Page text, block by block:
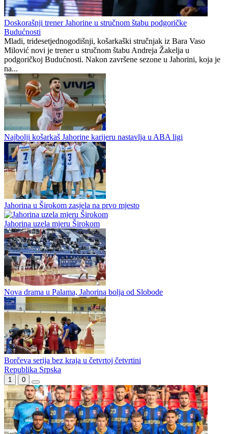
Tuzalci bez prava na grešku
Jahorina
0 0
Doskorašnji trener Jahorine u stručnom štabu podgoričke
Budućnosti
Mladi, tridesetjednogodišnji, košarkaški stručnjak iz Bara Vaso
Milović novi je trener u stručnom štabu Andreja Žakelja u
podgoričkoj Budućnosti. Nakon završene sezone u Jahorini, koja je
na...
Najbolji košarkaš Jahorine karijeru nastavlja u ABA ligi
Jahorina u Širokom zasjela na prvo mjesto
Jahorina uzela mjeru Širokom